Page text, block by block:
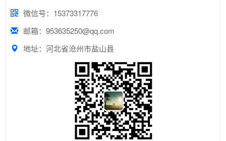
微信号：15373317776
邮箱：953635250@qq.com
地址：河北省沧州市盐山县